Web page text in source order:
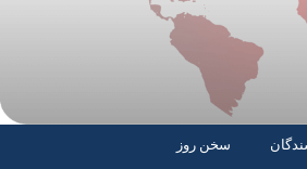
سخن روز